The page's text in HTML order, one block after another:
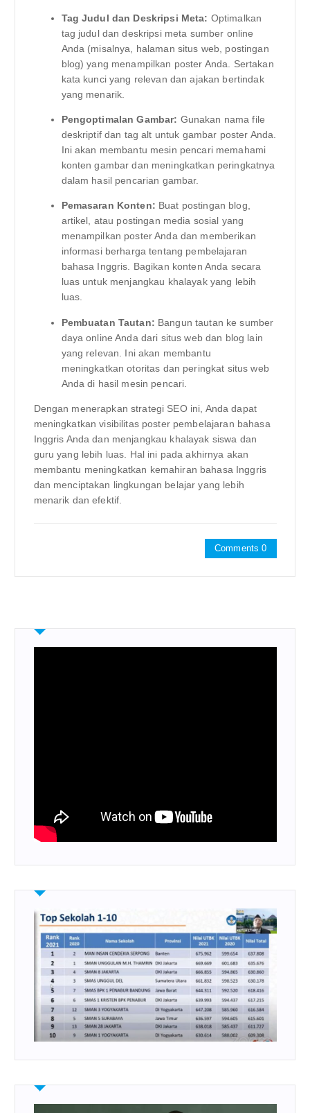
Tag Judul dan Deskripsi Meta: Optimalkan
tag judul dan deskripsi meta sumber online
Anda (misalnya, halaman situs web, postingan
blog) yang menampilkan poster Anda. Sertakan
kata kunci yang relevan dan ajakan bertindak
yang menarik.
Pengoptimalan Gambar: Gunakan nama file
deskriptif dan tag alt untuk gambar poster Anda.
Ini akan membantu mesin pencari memahami
konten gambar dan meningkatkan peringkatnya
dalam hasil pencarian gambar.
Pemasaran Konten: Buat postingan blog,
artikel, atau postingan media sosial yang
menampilkan poster Anda dan memberikan
informasi berharga tentang pembelajaran
bahasa Inggris. Bagikan konten Anda secara
luas untuk menjangkau khalayak yang lebih
luas.
Pembuatan Tautan: Bangun tautan ke sumber
daya online Anda dari situs web dan blog lain
yang relevan. Ini akan membantu
meningkatkan otoritas dan peringkat situs web
Anda di hasil mesin pencari.
Dengan menerapkan strategi SEO ini, Anda dapat
meningkatkan visibilitas poster pembelajaran bahasa
Inggris Anda dan menjangkau khalayak siswa dan
guru yang lebih luas. Hal ini pada akhirnya akan
membantu meningkatkan kemahiran bahasa Inggris
dan menciptakan lingkungan belajar yang lebih
menarik dan efektif.
Comments 0